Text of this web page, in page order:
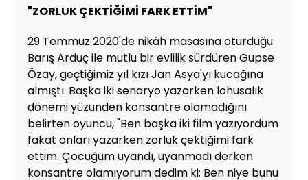
"ZORLUK ÇEKTİĞİMİ FARK ETTİM"
29 Temmuz 2020'de nikâh masasına oturduğu
Barış Arduç ile mutlu bir evlilik sürdüren Gupse
Özay, geçtiğimiz yıl kızı Jan Asya'yı kucağına
almıştı. Başka iki senaryo yazarken lohusalık
dönemi yüzünden konsantre olamadığını
belirten oyuncu, "Ben başka iki film yazıyordum
fakat onları yazarken zorluk çektiğimi fark
ettim. Çocuğum uyandı, uyanmadı derken
konsantre olamıyorum dedim ki: Ben niye bunu